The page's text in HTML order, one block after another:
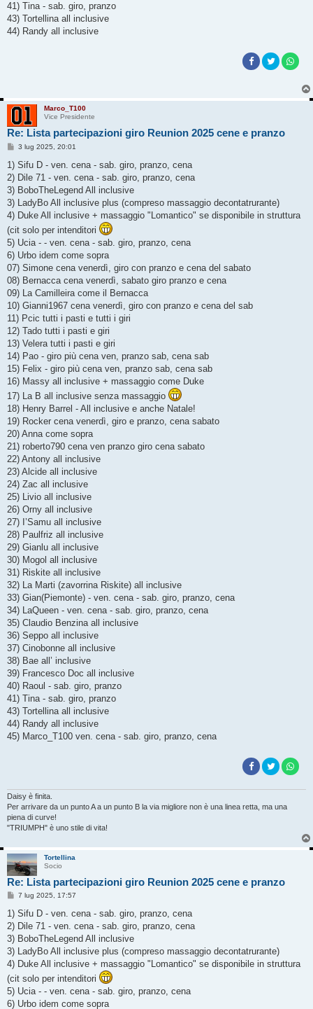
41) Tina - sab. giro, pranzo
43) Tortellina all inclusive
44) Randy all inclusive
Marco_T100
Vice Presidente
Re: Lista partecipazioni giro Reunion 2025 cene e pranzo
M
s
a
g
o
3 lug 2025, 20:01
1) Sifu D - ven. cena - sab. giro, pranzo, cena
2) Dile 71 - ven. cena - sab. giro, pranzo, cena
3) BoboTheLegend All inclusive
3) LadyBo All inclusive plus (compreso massaggio decontatrurante)
4) Duke All inclusive + massaggio "Lomantico" se disponibile in struttura
(cit solo per intenditori
5) Ucia - - ven. cena - sab. giro, pranzo, cena
6) Urbo idem come sopra
07) Simone cena venerdì, giro con pranzo e cena del sabato
08) Bernacca cena venerdì, sabato giro pranzo e cena
09) La Camilleira come il Bernacca
10) Gianni1967 cena venerdì, giro con pranzo e cena del sab
11) Pcic tutti i pasti e tutti i giri
12) Tado tutti i pasti e giri
13) Velera tutti i pasti e giri
14) Pao - giro più cena ven, pranzo sab, cena sab
15) Felix - giro più cena ven, pranzo sab, cena sab
16) Massy all inclusive + massaggio come Duke
17) La B all inclusive senza massaggio
18) Henry Barrel - All inclusive e anche Natale!
19) Rocker cena venerdì, giro e pranzo, cena sabato
20) Anna come sopra
21) roberto790 cena ven pranzo giro cena sabato
22) Antony all inclusive
23) Alcide all inclusive
24) Zac all inclusive
25) Livio all inclusive
26) Orny all inclusive
27) I’Samu all inclusive
28) Paulfriz all inclusive
29) Gianlu all inclusive
30) Mogol all inclusive
31) Riskite all inclusive
32) La Marti (zavorrina Riskite) all inclusive
33) Gian(Piemonte) - ven. cena - sab. giro, pranzo, cena
34) LaQueen - ven. cena - sab. giro, pranzo, cena
35) Claudio Benzina all inclusive
36) Seppo all inclusive
37) Cinobonne all inclusive
38) Bae all’ inclusive
39) Francesco Doc all inclusive
40) Raoul - sab. giro, pranzo
41) Tina - sab. giro, pranzo
43) Tortellina all inclusive
44) Randy all inclusive
45) Marco_T100 ven. cena - sab. giro, pranzo, cena
Daisy è finita.
Per arrivare da un punto A a un punto B la via migliore non è una linea retta, ma una
piena di curve!
"TRIUMPH" è uno stile di vita!
Tortellina
Socio
Re: Lista partecipazioni giro Reunion 2025 cene e pranzo
M
s
a
g
o
7 lug 2025, 17:57
1) Sifu D - ven. cena - sab. giro, pranzo, cena
2) Dile 71 - ven. cena - sab. giro, pranzo, cena
3) BoboTheLegend All inclusive
3) LadyBo All inclusive plus (compreso massaggio decontatrurante)
4) Duke All inclusive + massaggio "Lomantico" se disponibile in struttura
(cit solo per intenditori
5) Ucia - - ven. cena - sab. giro, pranzo, cena
6) Urbo idem come sopra